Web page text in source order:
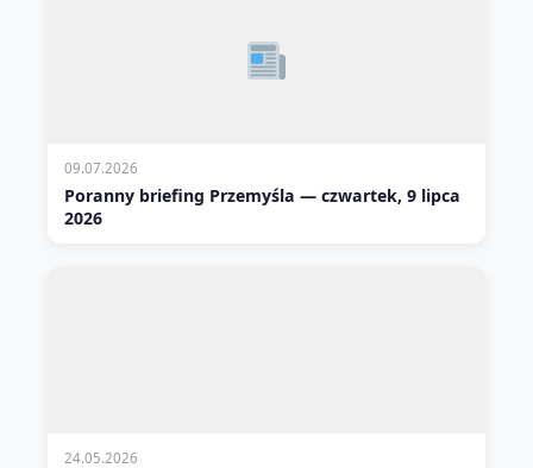
09.07.2026
Poranny briefing Przemyśla — czwartek, 9 lipca
2026
24.05.2026